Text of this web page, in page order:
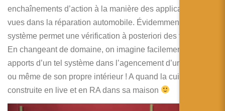
enchaînements d’action à la manière des applications
vues dans la réparation automobile. Évidemment, le même
système permet une vérification à posteriori des travaux.
En changeant de domaine, on imagine facilement les
apports d’un tel système dans l’agencement d’un magasin
ou même de son propre intérieur ! A quand la cuisine IKEA
construite en live et en RA dans sa maison